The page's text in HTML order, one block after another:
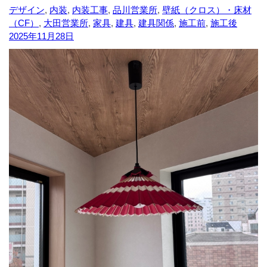
デザイン, 内装, 内装工事, 品川営業所, 壁紙（クロス）・床材
（CF） , 大田営業所, 家具, 建具, 建具関係, 施工前, 施工後
2025年11月28日